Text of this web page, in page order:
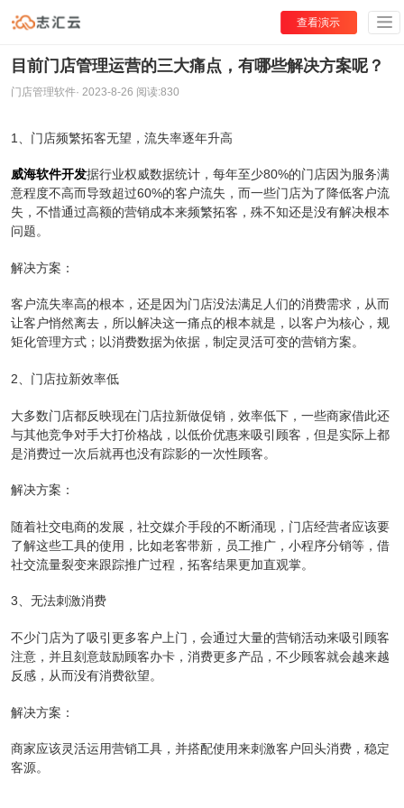
查看演示
目前门店管理运营的三大痛点，有哪些解决方案呢？
门店管理软件· 2023-8-26 阅读:830
1、门店频繁拓客无望，流失率逐年升高
威海软件开发据行业权威数据统计，每年至少80%的门店因为服务满
意程度不高而导致超过60%的客户流失，而一些门店为了降低客户流
失，不惜通过高额的营销成本来频繁拓客，殊不知还是没有解决根本
问题。
解决方案：
客户流失率高的根本，还是因为门店没法满足人们的消费需求，从而
让客户悄然离去，所以解决这一痛点的根本就是，以客户为核心，规
矩化管理方式；以消费数据为依据，制定灵活可变的营销方案。
2、门店拉新效率低
大多数门店都反映现在门店拉新做促销，效率低下，一些商家借此还
与其他竞争对手大打价格战，以低价优惠来吸引顾客，但是实际上都
是消费过一次后就再也没有踪影的一次性顾客。
解决方案：
随着社交电商的发展，社交媒介手段的不断涌现，门店经营者应该要
了解这些工具的使用，比如老客带新，员工推广，小程序分销等，借
社交流量裂变来跟踪推广过程，拓客结果更加直观掌。
3、无法刺激消费
不少门店为了吸引更多客户上门，会通过大量的营销活动来吸引顾客
注意，并且刻意鼓励顾客办卡，消费更多产品，不少顾客就会越来越
反感，从而没有消费欲望。
解决方案：
商家应该灵活运用营销工具，并搭配使用来刺激客户回头消费，稳定
客源。